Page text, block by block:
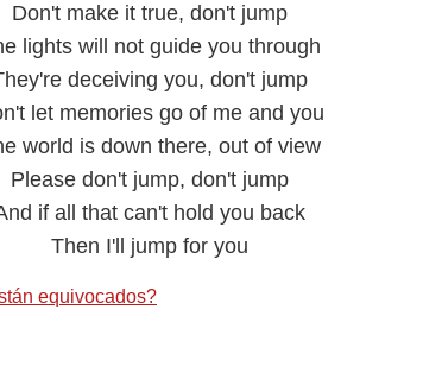
Don't make it true, don't jump
lights will not guide you through
deceiving you, don't jump
let memories go of me and you
world is down there, out of view
Please don't jump, don't jump
if all that can't hold you back
Then I'll jump for you
equivocados?